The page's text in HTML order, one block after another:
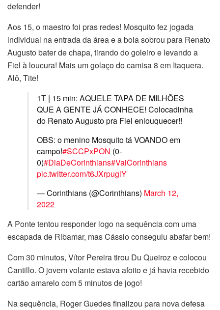
defender!
Aos 15, o maestro foi pras redes! Mosquito fez jogada
individual na entrada da área e a bola sobrou para Renato
Augusto bater de chapa, tirando do goleiro e levando a
Fiel à loucura! Mais um golaço do camisa 8 em Itaquera.
Alô, Tite!
1T | 15 min: AQUELE TAPA DE MILHÕES
QUE A GENTE JÁ CONHECE! Colocadinha
do Renato Augusto pra Fiel enlouquecer!!
OBS: o menino Mosquito tá VOANDO em
campo!#SCCPxPON (0-
0)#DiaDeCorinthians#VaiCorinthians
pic.twitter.com/t6JXrpuglY
— Corinthians (@Corinthians) March 12,
2022
A Ponte tentou responder logo na sequência com uma
escapada de Ribamar, mas Cássio conseguiu abafar bem!
Com 30 minutos, Vítor Pereira tirou Du Queiroz e colocou
Cantillo. O jovem volante estava afoito e já havia recebido
cartão amarelo com 5 minutos de jogo!
Na sequência, Roger Guedes finalizou para nova defesa